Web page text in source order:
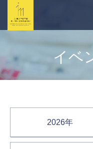
イベ
2026年